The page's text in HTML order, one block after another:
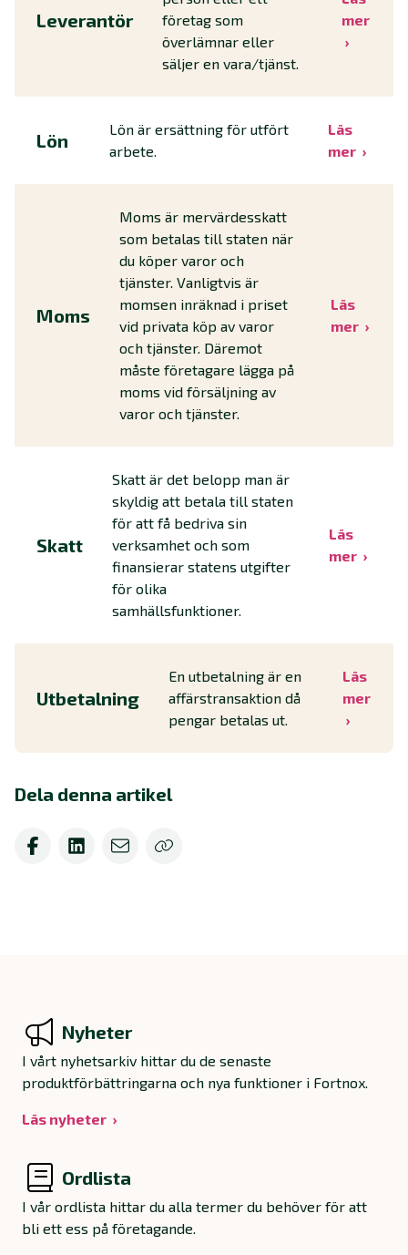
Leverantör
företag som
överlämnar eller
säljer en vara/tjänst.
mer
Lön
Lön är ersättning för utfört
arbete.
Läs
mer
Moms
Moms är mervärdesskatt
som betalas till staten när
du köper varor och
tjänster. Vanligtvis är
momsen inräknad i priset
vid privata köp av varor
och tjänster. Däremot
måste företagare lägga på
moms vid försäljning av
varor och tjänster.
Läs
mer
Skatt
Skatt är det belopp man är
skyldig att betala till staten
för att få bedriva sin
verksamhet och som
finansierar statens utgifter
för olika
samhällsfunktioner.
Läs
mer
Utbetalning
En utbetalning är en
affärstransaktion då
pengar betalas ut.
Läs
mer
Dela denna artikel
Nyheter
I vårt nyhetsarkiv hittar du de senaste
produktförbättringarna och nya funktioner i Fortnox.
Läs nyheter
Ordlista
I vår ordlista hittar du alla termer du behöver för att
bli ett ess på företagande.